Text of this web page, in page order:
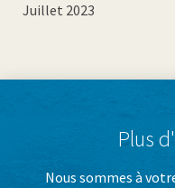
Juillet 2023
Plus
Nous sommes à